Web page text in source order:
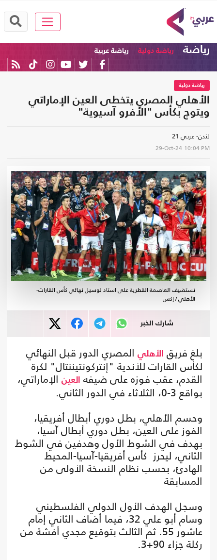
رياضة رياضة دولية رياضة عربية
رياضة دولية
الأهلي المصري يتخطى العين الإماراتي
ويتوج بكأس "الأفرو آسيوية"
لندن- عربي 21
29-Oct-24 10:04 PM
تستضيف العاصمة القطرية على استاد لوسيل نهائي كأس القارات-
الأهلي / إكس
شارك الخبر
بلغ فريق الأهلي المصري الدور قبل النهائي
لكأس القارات للأندية "إنتركونتيننتال" لكرة
القدم، عقب فوزه على ضيفه العين الإماراتي،
بواقع 3-0، الثلاثاء في الدور الثاني.
وحسم الأهلي، بطل دوري أبطال أفريقيا،
الفوز على العين، بطل دوري أبطال آسيا،
بهدف في الشوط الأول وهدفين في الشوط
الثاني، ليحرز كأس أفريقيا-آسيا-المحيط
الهادئ، بحسب نظام النسخة الأولى من
المسابقة
وسجل الهدف الأول الدولي الفلسطيني
وسام أبو علي 32، فيما أضاف الثاني إمام
عاشور 55. ثم الثالث بتوقيع مجدي أفشة من
ركلة جزاء 90+3.